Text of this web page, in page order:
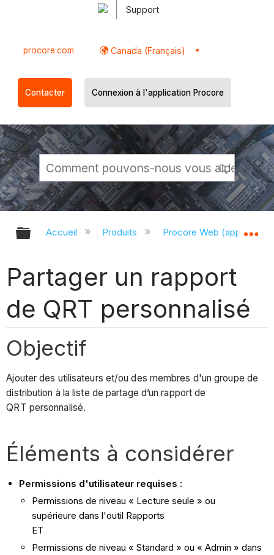
Support
procore.com Canada (Français)
Contacter Connexion à l'application Procore
Développer/réduire la hiérarchie
Accueil Produits Procore Web
Partager un rapport
de QRT personnalisé
Objectif
Ajouter des utilisateurs et/ou des membres d'un groupe de
distribution à la liste de partage d’un rapport de
QRT personnalisé.
Éléments à considérer
Permissions d'utilisateur requises :
Permissions de niveau « Lecture seule » ou
supérieure dans l'outil Rapports
ET
Permissions de niveau « Standard » ou « Admin » dans